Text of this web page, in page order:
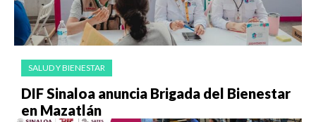
SALUD Y BIENESTAR
DIF Sinaloa anuncia Brigada del Bienestar
en Mazatlán